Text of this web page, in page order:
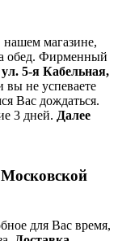
нашем магазине,
обед. Фирменный
5-я Кабельная,
вы не успеваете
Вас дождаться.
3 дней. Далее
для Вас время,